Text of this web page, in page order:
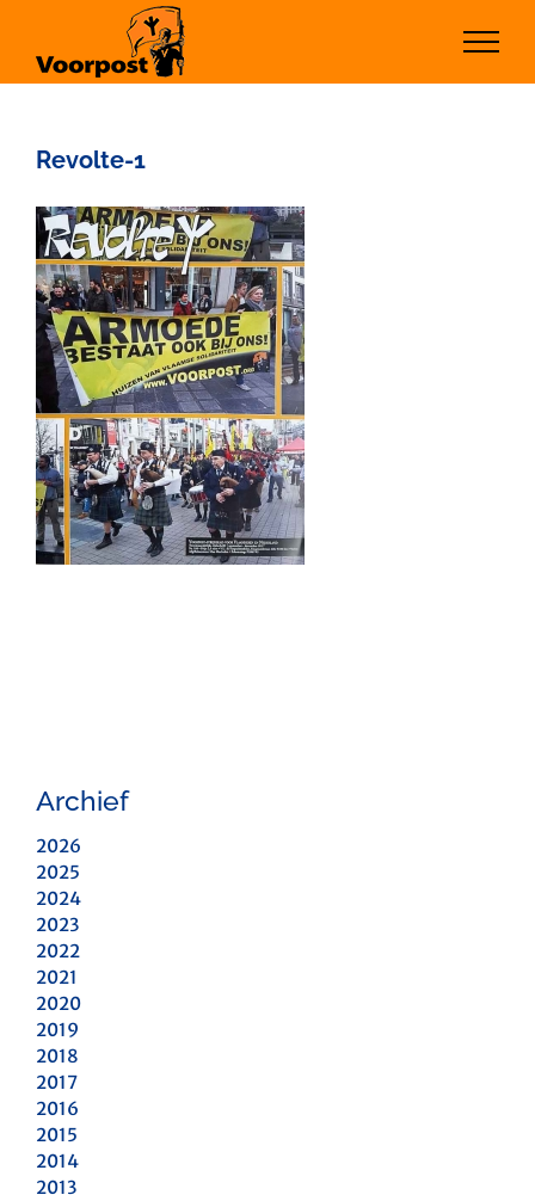
inhoud
Revolte-1
Archief
2026
2025
2024
2023
2022
2021
2020
2019
2018
2017
2016
2015
2014
2013